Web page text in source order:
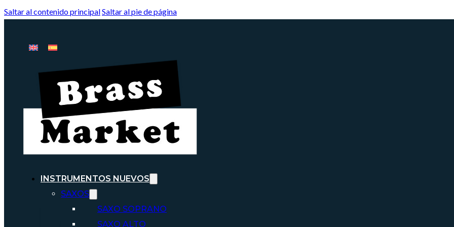
Saltar al contenido principalSaltar al pie de página
INSTRUMENTOS NUEVOS
SAXOS
SAXO SOPRANO
SAXO ALTO